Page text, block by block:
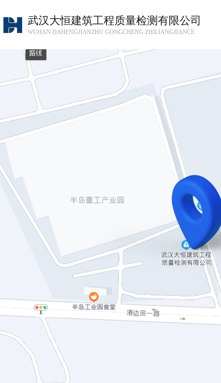
武汉大恒建筑工程质量检测有限公司
WUHAN DAHENGJIANZHU GONGCHENG ZHILIANGJIANCE